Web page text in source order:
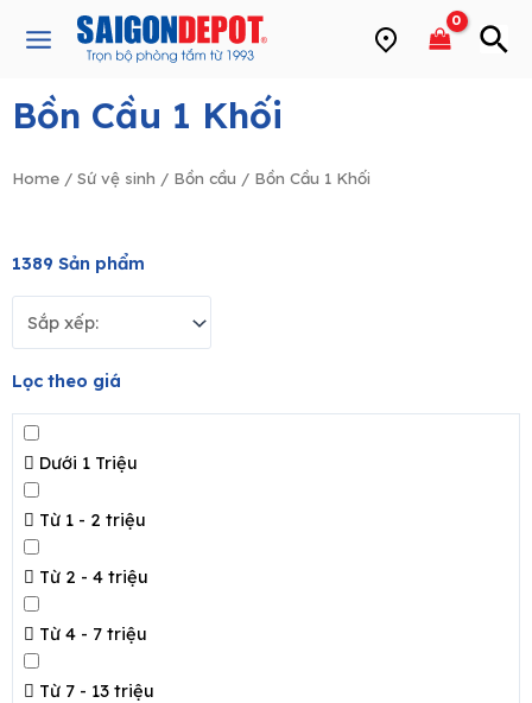
Main
Bồn Cầu 1 Khối
Home / Sứ vệ sinh / Bồn cầu / Bồn Cầu 1 Khối
1389 Sản phẩm
Lọc theo giá
Dưới 1 Triệu
Từ 1 - 2 triệu
Từ 2 - 4 triệu
Từ 4 - 7 triệu
Từ 7 - 13 triệu